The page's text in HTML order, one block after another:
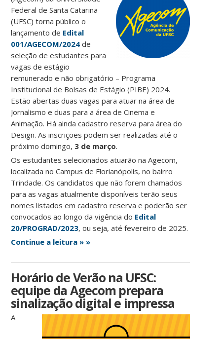
Federal de Santa Catarina
(UFSC) torna público o
lançamento de Edital
001/AGECOM/2024 de
seleção de estudantes para
vagas de estágio
remunerado e não obrigatório – Programa
Institucional de Bolsas de Estágio (PIBE) 2024.
Estão abertas duas vagas para atuar na área de
Jornalismo e duas para a área de Cinema e
Animação. Há ainda cadastro reserva para área do
Design. As inscrições podem ser realizadas até o
próximo domingo, 3 de março.
Os estudantes selecionados atuarão na Agecom,
localizada no Campus de Florianópolis, no bairro
Trindade. Os candidatos que não forem chamados
para as vagas atualmente disponíveis terão seus
nomes listados em cadastro reserva e poderão ser
convocados ao longo da vigência do Edital
20/PROGRAD/2023, ou seja, até fevereiro de 2025.
Continue a leitura » »
Horário de Verão na UFSC:
equipe da Agecom prepara
sinalização digital e impressa
A